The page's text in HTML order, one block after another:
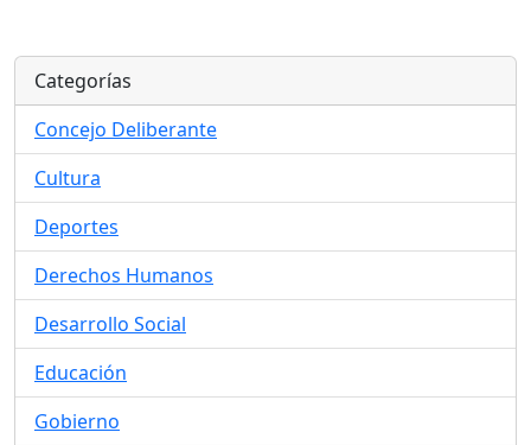
Categorías
Concejo Deliberante
Cultura
Deportes
Derechos Humanos
Desarrollo Social
Educación
Gobierno